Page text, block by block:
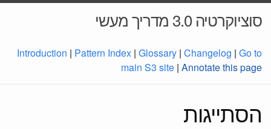
סוציוקרטיה 3.0 מדריך מעשי
Introduction | Pattern Index | Glossary | Changelog | Go to
main S3 site | Annotate this page
הסתייגות